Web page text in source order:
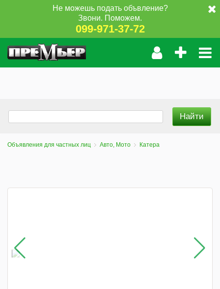
Не можешь подать объвление?
Звони. Поможем.
099-971-37-72
Объявления для частных лиц Авто, Мото Катера